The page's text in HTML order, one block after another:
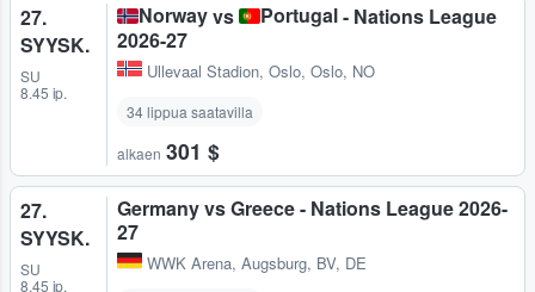
27.
SYYSK.
SU
8.45 ip.
Norwayvs Portugal- Nations League
2026-27
Ullevaal Stadion, Oslo, Oslo, NO
34 lippua saatavilla
alkaen 301 $
27.
SYYSK.
SU
8.45 ip.
Germany vs Greece - Nations League 2026-
27
WWK Arena, Augsburg, BV, DE